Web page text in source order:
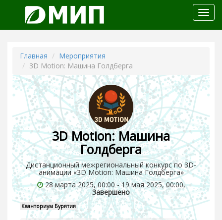
меню
Главная
Мероприятия
3D Motion: Машина Голдберга
3D Motion: Машина
Голдберга
Дистанционный межрегиональный конкурс по 3D-
анимации «3D Motion: Машина Голдберга»
28 марта 2025, 00:00 - 19 мая 2025, 00:00,
Завершено
Кванториум Бурятия